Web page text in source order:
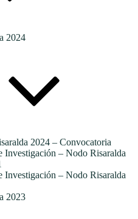
2024
2024 – Convocatoria
Investigación – Nodo Risaralda
Investigación – Nodo Risaralda
2023